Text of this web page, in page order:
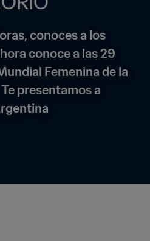
conoces a los
conoce a las 29
Femenina de la
presentamos a